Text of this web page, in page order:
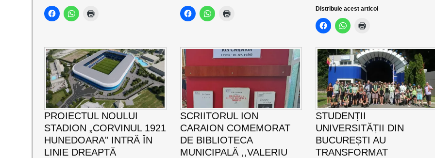
Distribuie acest articol
PROIECTUL NOULUI
STADION „CORVINUL 1921
HUNEDOARA” INTRĂ ÎN
LINIE DREAPTĂ
SCRIITORUL ION
CARAION COMEMORAT
DE BIBLIOTECA
MUNICIPALĂ ,,VALERIU
STUDENȚII
UNIVERSITĂȚII DIN
BUCUREȘTI AU
TRANSFORMAT